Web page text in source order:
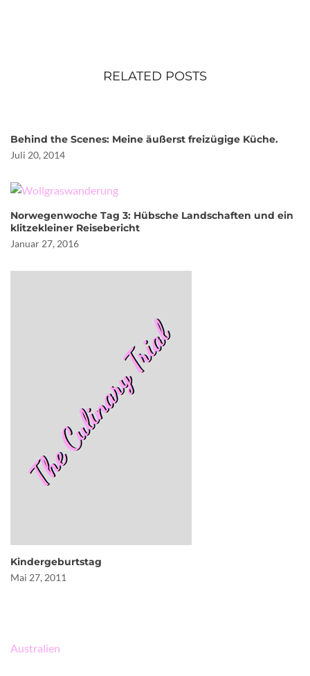
RELATED POSTS
Behind the Scenes: Meine äußerst freizügige Küche.
Juli 20, 2014
Norwegenwoche Tag 3: Hübsche Landschaften und ein
klitzekleiner Reisebericht
Januar 27, 2016
Kindergeburtstag
Mai 27, 2011
Beitragsnavigation
Australien